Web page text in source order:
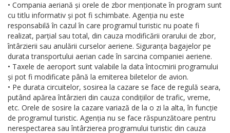
• Compania aeriană și orele de zbor menționate în program sunt
cu titlu informativ și pot fi schimbate. Agenția nu este
responsabilă în cazul în care programul turistic nu poate fi
realizat, parțial sau total, din cauza modificării orarului de zbor,
întârzierii sau anulării curselor aeriene. Siguranța bagajelor pe
durata transportului aerian cade în sarcina companiei aeriene.
• Taxele de aeroport sunt valabile la data întocmirii programului
și pot fi modificate până la emiterea biletelor de avion.
• Pe durata circuitelor, sosirea la cazare se face de regulă seara,
putând apărea întârzieri din cauza condițiilor de trafic, vreme,
etc. Orele de sosire la cazare variază de la o zi la alta, în funcție
de programul turistic. Agenția nu se face răspunzătoare pentru
nerespectarea sau întârzierea programului turistic din cauza